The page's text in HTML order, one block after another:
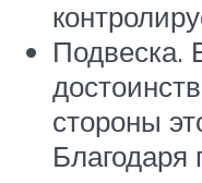
Подвеска.
стороны
Благодаря